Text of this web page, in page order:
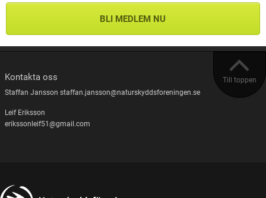
BLI MEDLEM NU
Till toppen
Kontakta oss
Staffan Jansson staffan.jansson@naturskyddsforeningen.se
Leif Eriksson
erikssonleif51@gmail.com